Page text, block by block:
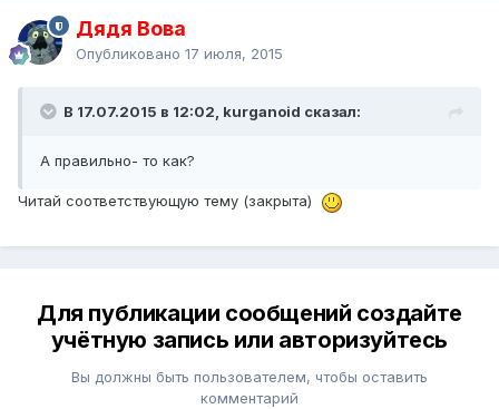
Дядя Вова
Опубликовано 17 июля, 2015
В 17.07.2015 в 12:02, kurganoid сказал:
А правильно- то как?
Читай соответствующую тему (закрыта)
Для публикации сообщений создайте
учётную запись или авторизуйтесь
Вы должны быть пользователем, чтобы оставить
комментарий